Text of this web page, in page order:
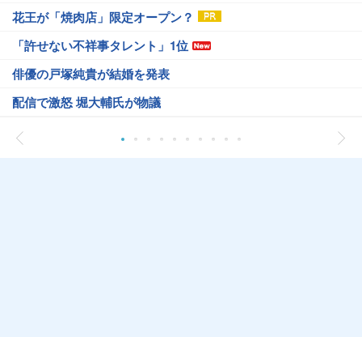
花王が「焼肉店」限定オープン？
「許せない不祥事タレント」1位
俳優の戸塚純貴が結婚を発表
配信で激怒 堀大輔氏が物議